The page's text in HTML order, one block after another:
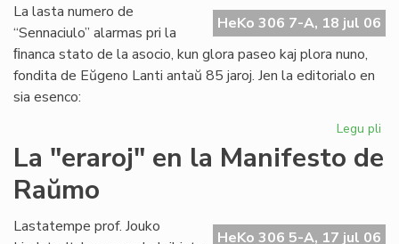
HeKo 306 7-A, 18 jul 06
La lasta numero de
“Sennaciulo” alarmas pri la
ﬁnanca stato de la asocio, kun glora paseo kaj plora nuno,
fondita de Eŭgeno Lanti antaŭ 85 jaroj. Jen la editorialo en
sia esenco:
Legu pli
La "eraroj" en la Manifesto de
Raŭmo
HeKo 306 5-A, 17 jul 06
Lastatempe prof. Jouko